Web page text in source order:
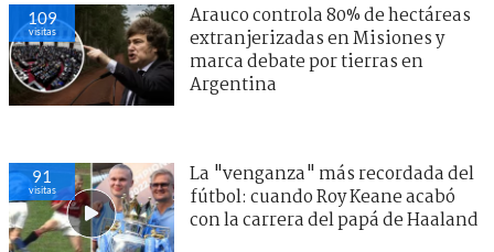
109
visitas
Arauco controla 80% de hectáreas
extranjerizadas en Misiones y
marca debate por tierras en
Argentina
91
visitas
La "venganza" más recordada del
fútbol: cuando Roy Keane acabó
con la carrera del papá de Haaland